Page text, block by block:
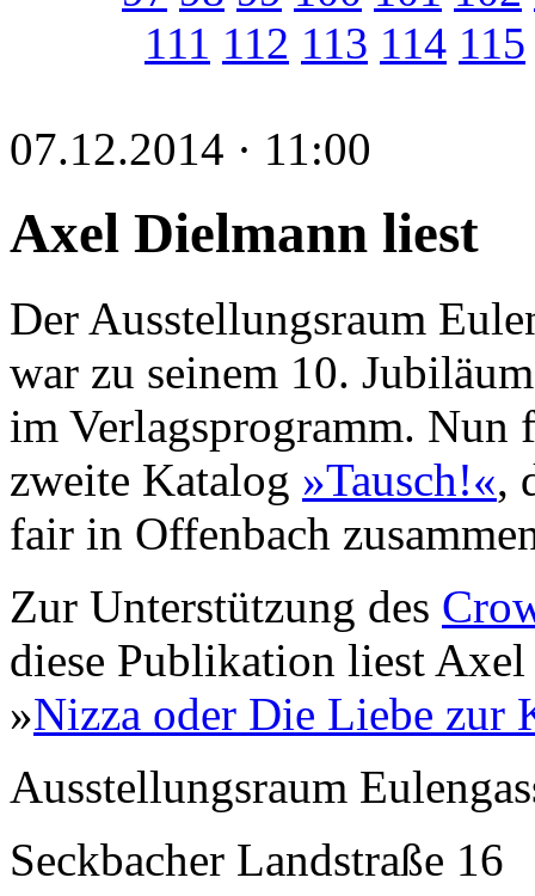
111 112 113 114 115
07.12.2014 · 11:00
Axel Dielmann liest
Der Ausstellungsraum
war zu seinem 10.
im Verlagsprogramm. Nun
zweite Katalog »Tausch!«,
fair in Offenbach
Zur Unterstützung des
diese Publikation liest
»Nizza oder Die Liebe zur
Ausstellungsraum
Seckbacher Landstraße 16